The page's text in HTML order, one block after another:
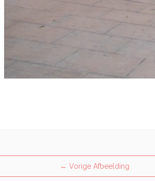
← Vorige Afbeelding